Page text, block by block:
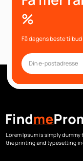
%
Få dagens beste
Lorem Ipsum is simply dummy
the printing and typesetting